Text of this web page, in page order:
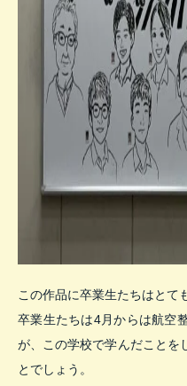
この作品に卒業生たちはとて
卒業生たちは4月からは航空
が、この学校で学んだことを
とでしょう。